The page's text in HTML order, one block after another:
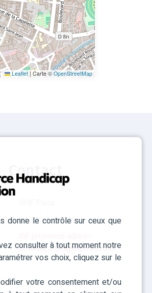
donne le contrôle sur ceux que
consulter à tout moment notre
vos choix, cliquez sur le
votre consentement et/ou
Leaflet | Carte ©OpenStreetMap
Contact
04 42 93 15 50
cotedazur@agefiph.asso.fr